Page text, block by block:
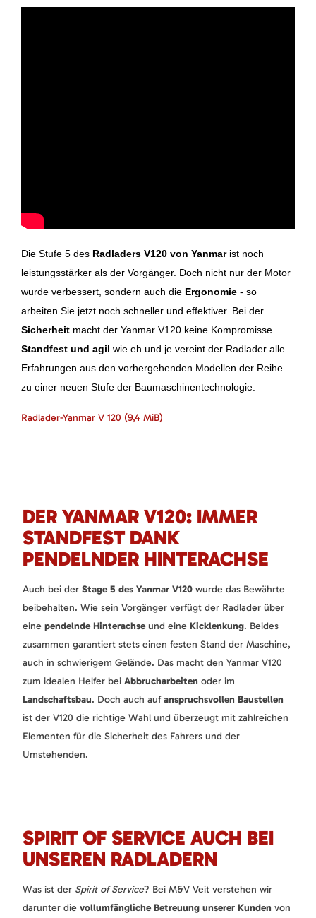
Die Stufe 5 des Radladers V120 von Yanmarist noch
leistungsstärker als der Vorgänger. Doch nicht nur der Motor
wurde verbessert, sondern auch die Ergonomie - so
arbeiten Sie jetzt noch schneller und effektiver. Bei der
Sicherheit macht der Yanmar V120 keine Kompromisse.
Standfest und agil wie eh und je vereint der Radlader alle
Erfahrungen aus den vorhergehenden Modellen der Reihe
zu einer neuen Stufe der Baumaschinentechnologie.
Radlader-Yanmar V 120 (9,4 MiB)
DER YANMAR V120: IMMER
STANDFEST DANK
PENDELNDER HINTERACHSE
Auch bei der Stage 5 des Yanmar V120 wurde das Bewährte
beibehalten. Wie sein Vorgänger verfügt der Radlader über
eine pendelnde Hinterachseund eine Kicklenkung. Beides
zusammen garantiert stets einen festen Stand der Maschine,
auch in schwierigem Gelände. Das macht den Yanmar V120
zum idealen Helfer bei Abbrucharbeiten oder im
Landschaftsbau. Doch auch aufanspruchsvollen Baustellen
ist der V120 die richtige Wahl und überzeugt mit zahlreichen
Elementen für die Sicherheit des Fahrers und der
Umstehenden.
SPIRIT OF SERVICE AUCH BEI
UNSEREN RADLADERN
Was ist der Spirit of Service? Bei M&V Veit verstehen wir
darunter die vollumfängliche Betreuung unserer Kunden von